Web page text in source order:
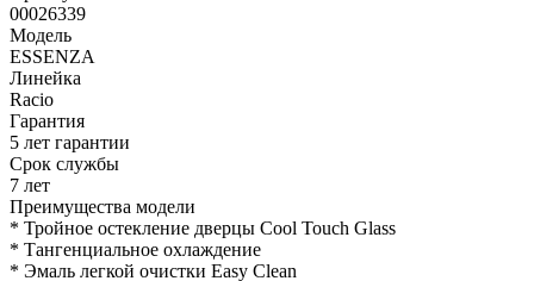
00026339
Модель
ESSENZA
Линейка
Racio
Гарантия
5 лет гарантии
Срок службы
7 лет
Преимущества модели
* Тройное остекление дверцы Cool Touch Glass
* Тангенциальное охлаждение
* Эмаль легкой очистки Easy Clean